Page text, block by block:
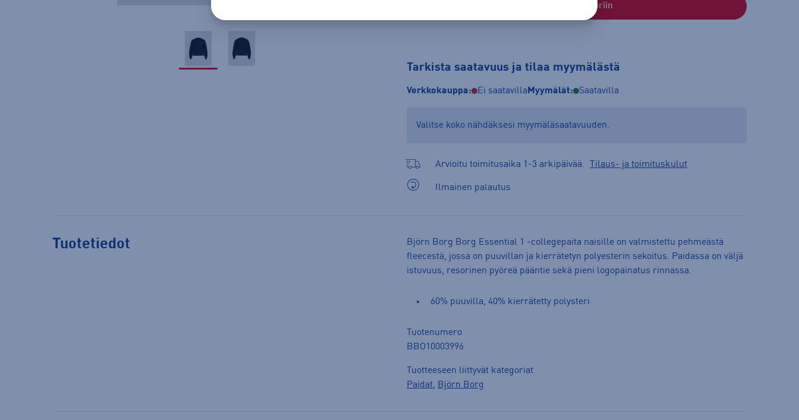
Lisää ostoskoriin
Tarkista saatavuus ja tilaa myymälästä
Verkkokauppa: Ei saatavilla Myymälät: Saatavilla
Valitse koko nähdäksesi myymäläsaatavuuden.
Arvioitu toimitusaika 1-3 arkipäivää. Tilaus- ja toimituskulut
Ilmainen palautus
Tuotetiedot
Björn Borg Borg Essential 1 -collegepaita naisille on valmistettu pehmeästä
fleecestä, jossa on puuvillan ja kierrätetyn polyesterin sekoitus. Paidassa on väljä
istuvuus, resorinen pyöreä pääntie sekä pieni logopainatus rinnassa.
60% puuvilla, 40% kierrätetty polysteri
Tuotenumero
BBO10003996
Tuotteeseen liittyvät kategoriat
Paidat, Björn Borg